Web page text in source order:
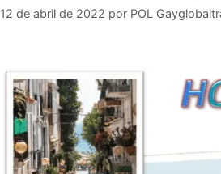
12 de abril de 2022 por POL